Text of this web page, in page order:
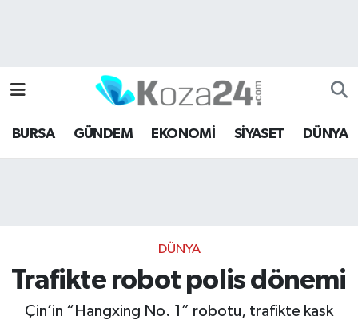
BURSA GÜNDEM EKONOMİ SİYASET DÜNYA
DÜNYA
Trafikte robot polis dönemi
Çin’in “Hangxing No. 1” robotu, trafikte kask
Bursa Hava Durumu
Bursa Namaz Vakitleri
Son Dakika Haberleri